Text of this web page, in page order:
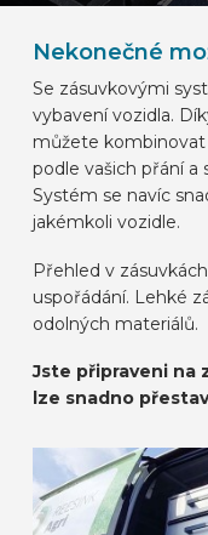
Nekonečné
Se zásuvkovými
vybavení vozidla.
můžete
podle vašich přání a
Systém se navíc
jakémkoli vozidle.
Přehled v
uspořádání. Lehké
odolných materiálů.
Jste připraveni na
lze snadno